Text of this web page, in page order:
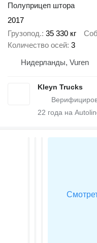
Полуприцеп штора
2017
Грузопод. 35 330 кг
Количество осей 3
Нидерланды, Vuren
Kleyn Trucks
22 года на